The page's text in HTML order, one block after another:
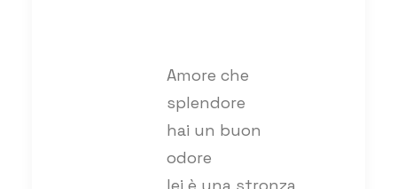
Amore che
splendore
hai un buon
odore